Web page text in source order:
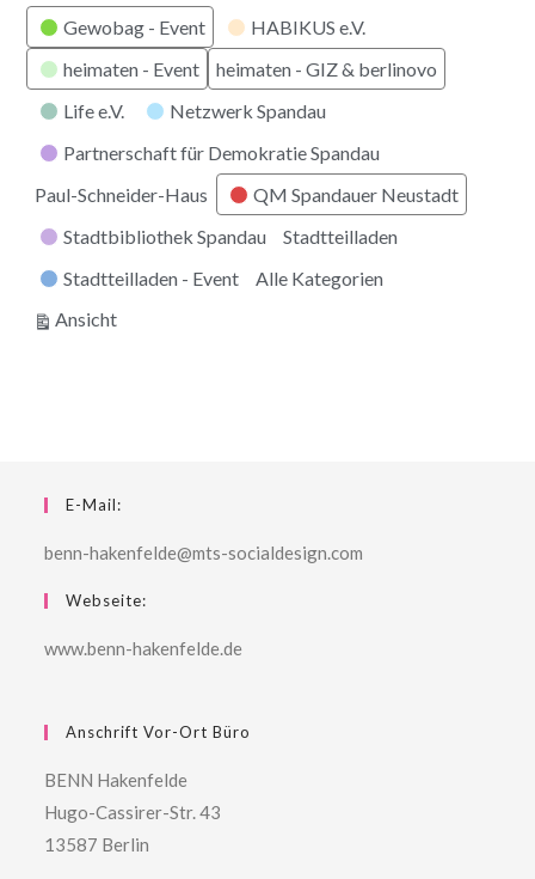
Gewobag - Event
HABIKUS e.V.
heimaten - Event
heimaten - GIZ & berlinovo
Life e.V.
Netzwerk Spandau
Partnerschaft für Demokratie Spandau
Paul-Schneider-Haus
QM Spandauer Neustadt
Stadtbibliothek Spandau
Stadtteilladen
Stadtteilladen - Event
Alle Kategorien
Ansichtausdrucken
E-Mail:
benn-hakenfelde@mts-socialdesign.com
Webseite:
www.benn-hakenfelde.de
Anschrift Vor-Ort Büro
BENN Hakenfelde
Hugo-Cassirer-Str. 43
13587 Berlin